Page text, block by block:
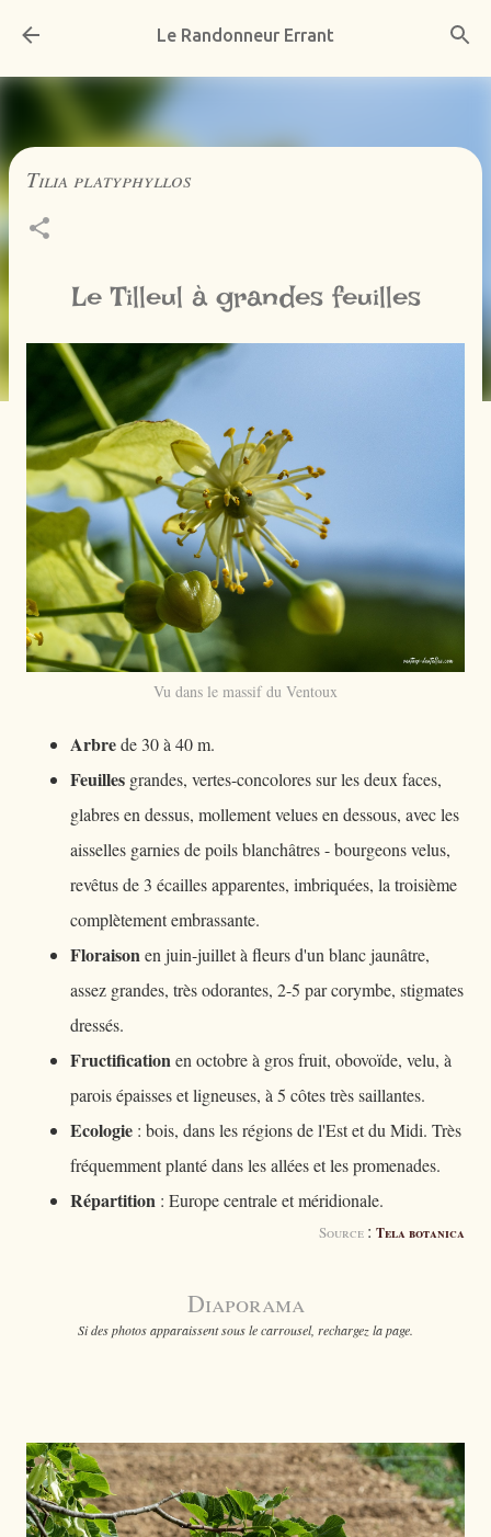
Accéder au contenu principal
Le Randonneur Errant
Tilia platyphyllos
Le Tilleul à grandes feuilles
Vu dans le massif du Ventoux
Arbrede 30 à 40 m.
Feuilles grandes, vertes-concolores sur les deux faces,
glabres en dessus, mollement velues en dessous, avec les
aisselles garnies de poils blanchâtres - bourgeons velus,
revêtus de 3 écailles apparentes, imbriquées, la troisième
complètement embrassante.
Floraisonen juin-juillet à fleurs d'un blanc jaunâtre,
assez grandes, très odorantes, 2-5 par corymbe, stigmates
dressés.
Fructificationen octobre à gros fruit, obovoïde, velu, à
parois épaisses et ligneuses, à 5 côtes très saillantes.
Ecologie : bois, dans les régions de l'Est et du Midi. Très
fréquemment planté dans les allées et les promenades.
Répartition : Europe centrale et méridionale.
Source : Tela botanica
Diaporama
Si des photos apparaissent sous le carrousel, rechargez la page.